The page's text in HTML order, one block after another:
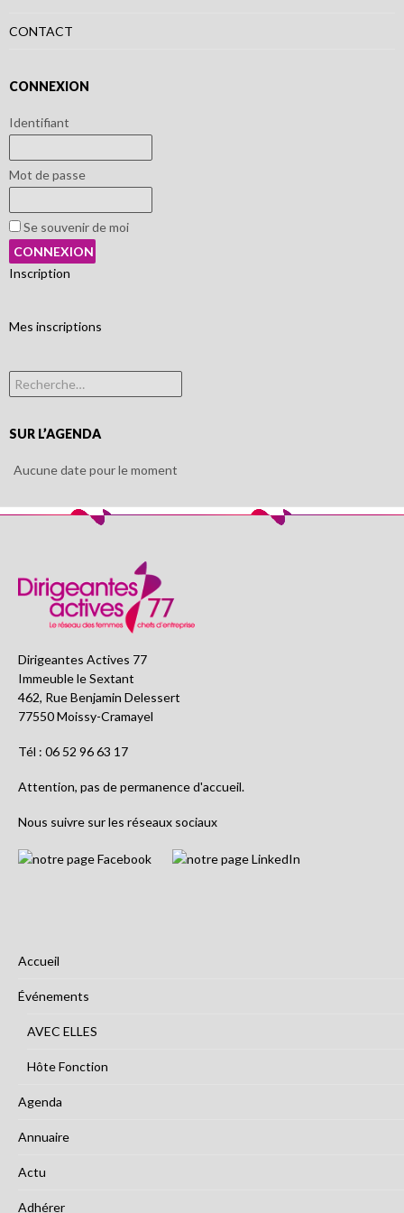
CONTACT
CONNEXION
Identifiant
Mot de passe
Se souvenir de moi
Inscription
Mes inscriptions
Rechercher :
SUR L’AGENDA
Aucune date pour le moment
Dirigeantes Actives 77
Immeuble le Sextant
462, Rue Benjamin Delessert
77550 Moissy-Cramayel
Tél : 06 52 96 63 17
Attention, pas de permanence d'accueil.
Nous suivre sur les réseaux sociaux
Accueil
Événements
AVEC ELLES
Hôte Fonction
Agenda
Annuaire
Actu
Adhérer